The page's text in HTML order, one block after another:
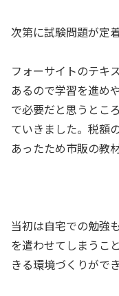
次第に試験問題が定
フォーサイトのテキ
あるので学習を進め
で必要だと思うとこ
ていきました。税額
あったため市販の教
当初は自宅での勉強
を遣わせてしまうこ
きる環境づくりがで